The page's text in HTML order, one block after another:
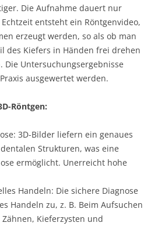
Die Aufnahme dauert nur
entsteht ein Röntgenvideo,
erzeugt werden, so als ob man
des Kiefers in Händen frei drehen
Die Untersuchungsergebnisse
ausgewertet werden.
Röntgen:
3D-Bilder liefern ein genaues
Strukturen, was eine
ermöglicht. Unerreicht hohe
Handeln: Die sichere Diagnose
Handeln zu, z. B. Beim Aufsuchen
Kieferzysten und